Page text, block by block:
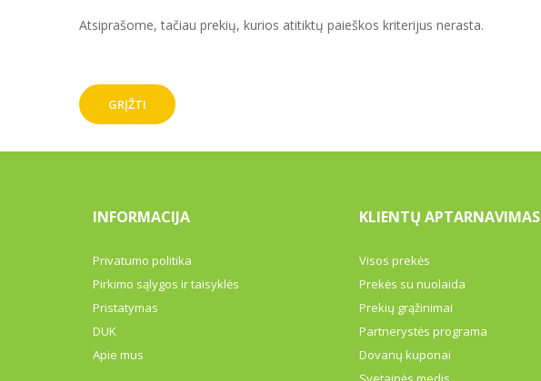
Atsiprašome, tačiau prekių, kurios atitiktų paieškos kriterijus nerasta.
GRĮŽTI
INFORMACIJA
Privatumo politika
Pirkimo sąlygos ir taisyklės
Pristatymas
DUK
Apie mus
KLIENTŲ APTARNAVIMAS
Visos prekės
Prekės su nuolaida
Prekių grąžinimai
Partnerystės programa
Dovanų kuponai